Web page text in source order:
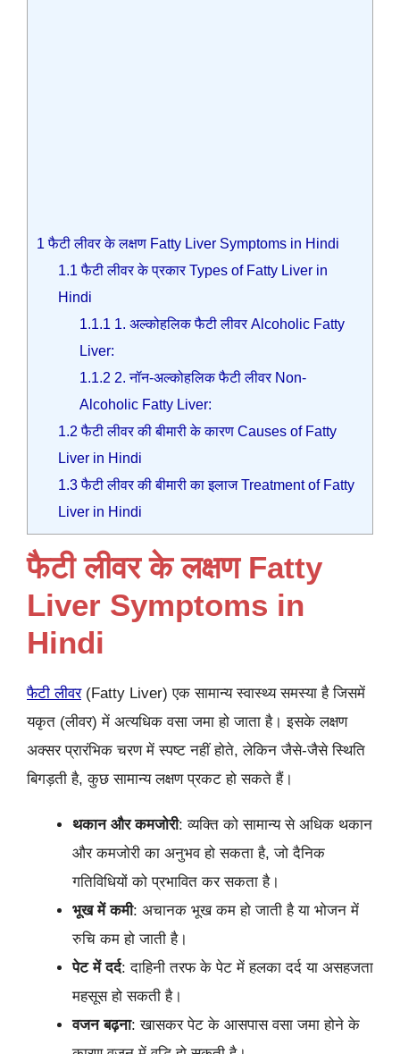
1 फैटी लीवर के लक्षण Fatty Liver Symptoms in Hindi
1.1 फैटी लीवर के प्रकार Types of Fatty Liver in
Hindi
1.1.1 1. अल्कोहलिक फैटी लीवर Alcoholic Fatty
Liver:
1.1.2 2. नॉन-अल्कोहलिक फैटी लीवर Non-
Alcoholic Fatty Liver:
1.2 फैटी लीवर की बीमारी के कारण Causes of Fatty
Liver in Hindi
1.3फैटी लीवर की बीमारी का इलाज Treatment of Fatty
Liver in Hindi
फैटी लीवर के लक्षण Fatty
Liver Symptoms in
Hindi
फैटी लीवर(Fatty Liver) एक सामान्य स्वास्थ्य समस्या है जिसमें
यकृत (लीवर) में अत्यधिक वसा जमा हो जाता है। इसके लक्षण
अक्सर प्रारंभिक चरण में स्पष्ट नहीं होते, लेकिन जैसे-जैसे स्थिति
बिगड़ती है, कुछ सामान्य लक्षण प्रकट हो सकते हैं।
थकान और कमजोरी: व्यक्ति को सामान्य से अधिक थकान
और कमजोरी का अनुभव हो सकता है, जो दैनिक
गतिविधियों को प्रभावित कर सकता है।
भूख में कमी: अचानक भूख कम हो जाती है या भोजन में
रुचि कम हो जाती है।
पेट में दर्द: दाहिनी तरफ के पेट में हलका दर्द या असहजता
महसूस हो सकती है।
वजन बढ़ना: खासकर पेट के आसपास वसा जमा होने के